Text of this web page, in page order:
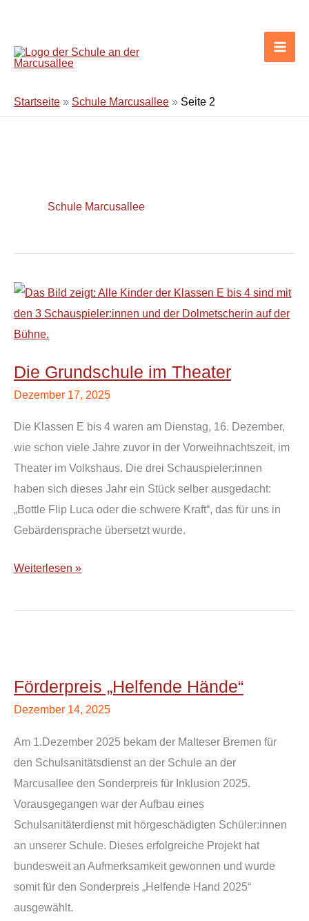
springen
Startseite » Schule Marcusallee » Seite 2
Schule Marcusallee
Die Grundschule im Theater
Dezember 17, 2025
Die Klassen E bis 4 waren am Dienstag, 16. Dezember,
wie schon viele Jahre zuvor in der Vorweihnachtszeit, im
Theater im Volkshaus. Die drei Schauspieler:innen
haben sich dieses Jahr ein Stück selber ausgedacht:
„Bottle Flip Luca oder die schwere Kraft“, das für uns in
Gebärdensprache übersetzt wurde.
Die
Grundschule
im
Weiterlesen »
Förderpreis „Helfende Hände“
Dezember 14, 2025
Am 1.Dezember 2025 bekam der Malteser Bremen für
den Schulsanitätsdienst an der Schule an der
Marcusallee den Sonderpreis für Inklusion 2025.
Vorausgegangen war der Aufbau eines
Schulsanitäterdienst mit hörgeschädigten Schüler:innen
an unserer Schule. Dieses erfolgreiche Projekt hat
bundesweit an Aufmerksamkeit gewonnen und wurde
somit für den Sonderpreis „Helfende Hand 2025“
ausgewählt.
Hände“